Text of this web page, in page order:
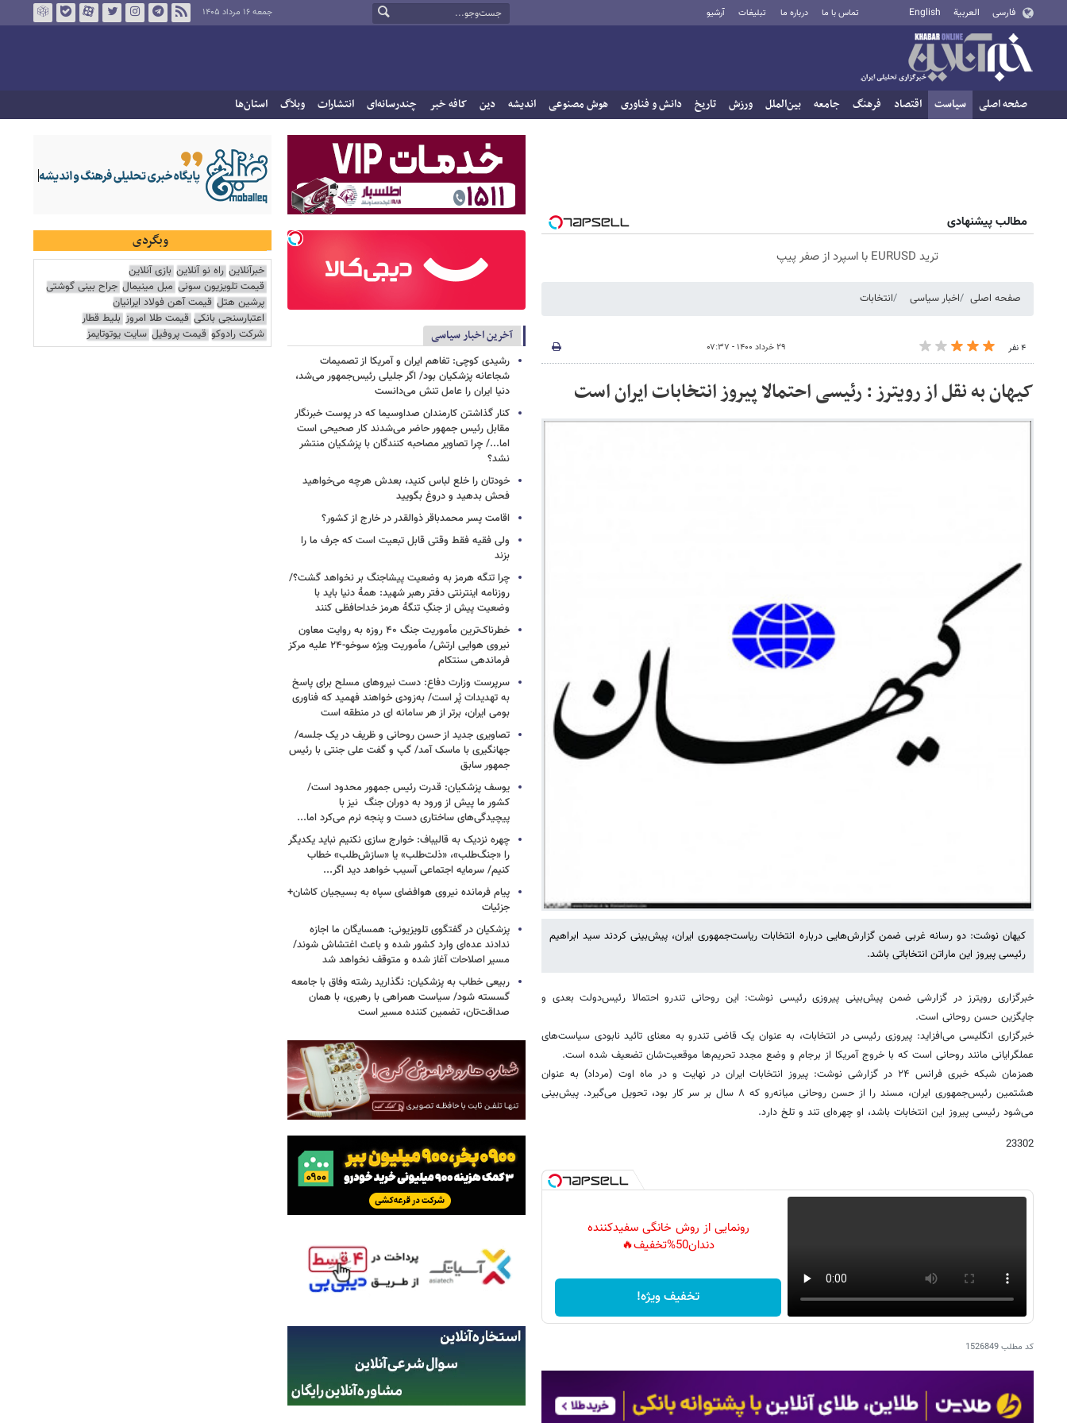
فارسی العربية English تماس با ما درباره ما تبلیغات آرشیو جمعه ۱۶ مرداد ۱۴۰۵
صفحه اصلی سیاست اقتصاد فرهنگ جامعه بین‌الملل ورزش تاریخ دانش و فناوری هوش مصنوعی اندیشه دین کافه خبر چندرسانه‌ای انتشارات وبلاگ استان‌ها
مطالب پیشنهادی
ترید EURUSD با اسپرد از صفر پیپ
صفحه اصلی اخبار سیاسی انتخابات
۴ نفر ۲۹ خرداد ۱۴۰۰ - ۰۷:۳۷
کیهان به نقل از رویترز : رئیسی احتمالا پیروز انتخابات ایران است
کیهان نوشت: دو رسانه غربی ضمن گزارش‌هایی درباره انتخابات ریاست‌جمهوری ایران، پیش‌بینی کردند سید ابراهیم
رئیسی پیروز این ماراتن انتخاباتی باشد.
خبرگزاری رویترز در گزارشی ضمن پیش‌بینی پیروزی رئیسی نوشت: این روحانی تندرو احتمالا رئیس‌دولت بعدی و
جایگزین حسن روحانی است.
خبرگزاری انگلیسی می‌افزاید: پیروزی رئیسی در انتخابات، به عنوان یک قاضی تندرو به معنای تائید نابودی سیاست‌های
عملگرایانی مانند روحانی است که با خروج آمریکا از برجام و وضع مجدد تحریم‌ها موقعیت‌شان تضعیف شده است.
همزمان شبکه خبری فرانس ۲۴ در گزارشی نوشت: پیروز انتخابات ایران در نهایت و در ماه اوت (مرداد) به عنوان
هشتمین رئیس‌جمهوری ایران، مسند را از حسن روحانی میانه‌رو که ۸ سال بر سر کار بود، تحویل می‌گیرد. پیش‌بینی
می‌شود رئیسی پیروز این انتخابات باشد، او چهره‌ای تند و تلخ دارد.
23302
رونمایی از روش خانگی سفیدکننده
دندان50%تخفیف🔥
تخفیف ویژه!
کد مطلب1526849
آخرین اخبار سیاسی
رشیدی کوچی: تفاهم ایران و آمریکا از تصمیمات
شجاعانه پزشکیان بود/ اگر جلیلی رئیس‌جمهور می‌شد،
دنیا ایران را عامل تنش می‌دانست
کنار گذاشتن کارمندان صداوسیما که در پوست خبرنگار
مقابل رئیس جمهور حاضر می‌شدند کار صحیحی است
اما.../ چرا تصاویر مصاحبه کنندگان با پزشکیان منتشر
نشد؟
خودتان را خلع لباس کنید، بعدش هرچه می‌خواهید
فحش بدهید و دروغ بگویید
اقامت پسر محمدباقر ذوالقدر در خارج از کشور؟
ولی فقیه فقط وقتی قابل تبعیت است که جرف ما را
بزند
چرا تنگه هرمز به وضعیت پیشاجنگ بر نخواهد گشت؟/
روزنامه اینترنتی دفتر رهبر شهید: همۀ دنیا باید با
وضعیت پیش از جنگِ تنگۀ هرمز خداحافظی کنند
خطرناک‌ترین مأموریت جنگ ۴۰ روزه به روایت معاون
نیروی هوایی ارتش/ مأموریت ویژه سوخو-۲۴ علیه مرکز
فرماندهی سنتکام
سرپرست وزارت دفاع: دست نیروهای مسلح برای پاسخ
به تهدیدات پُر است/ به‌زودی خواهند فهمید که فناوری
بومی ایران، برتر از هر سامانه ای در منطقه است
تصاویری جدید از حسن روحانی و ظریف در یک جلسه/
جهانگیری با ماسک آمد/ گپ و گفت علی جنتی با رئیس
جمهور سابق
یوسف پزشکیان: قدرت رئیس‌ جمهور محدود است/
کشور ما پیش از ورود به دوران جنگ نیز با
پیچیدگی‌های ساختاری دست و پنجه نرم می‌کرد اما...
چهره نزدیک به قالیباف: خوارج سازی نکنیم نباید یکدیگر
را «جنگ‌طلب»، «ذلت‌طلب» یا «سازش‌طلب» خطاب
کنیم/ سرمایه اجتماعی آسیب خواهد دید اگر...
پیام فرمانده نیروی هوافضای سپاه به بسیجیان کاشان+
جزئیات
پزشکیان در گفتگوی تلویزیونی: همسایگان ما اجازه
ندادند عده‌ای وارد کشور شده و باعث اغتشاش شوند/
مسیر اصلاحات آغاز شده و متوقف نخواهد شد
ربیعی خطاب به پزشکیان: نگذارید رشته وفاق با جامعه
گسسته شود/ سیاست همراهی با رهبری، با همان
صداقت‌تان، تضمین کننده مسیر است
وبگردی
خبرآنلاین راه نو آنلاین بازی آنلاین
قیمت تلویزیون سونی مبل مینیمال جراح بینی گوشتی
پرشین هتل قیمت آهن فولاد ایرانیان
اعتبارسنجی بانکی قیمت طلا امروز بلیط قطار
شرکت رادوکو قیمت پروفیل سایت یوتوتایمز